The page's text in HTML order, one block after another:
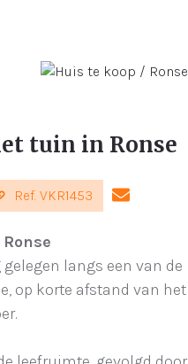
tuin in Ronse
Ref. VKR1453
langs een van de
op korte afstand van het